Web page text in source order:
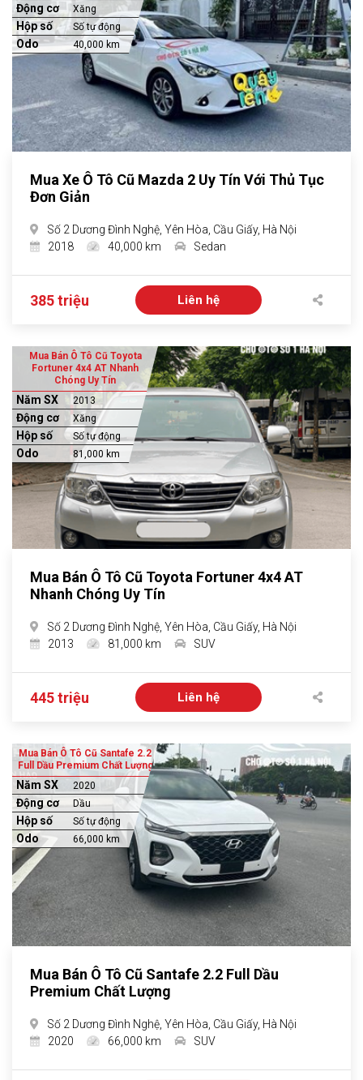
Động cơ Xăng
Hộp số Số tự động
Odo 40,000 km
Mua Xe Ô Tô Cũ Mazda 2 Uy Tín Với Thủ Tục
Đơn Giản
Số 2 Dương Đình Nghệ, Yên Hòa, Cầu Giấy, Hà Nội
2018
40,000 km Sedan
385 triệu Liên hệ
Mua Bán Ô Tô Cũ Toyota
Fortuner 4x4 AT Nhanh
Chóng Uy Tín
Năm SX 2013
Động cơ Xăng
Hộp số Số tự động
Odo 81,000 km
Mua Bán Ô Tô Cũ Toyota Fortuner 4x4 AT
Nhanh Chóng Uy Tín
Số 2 Dương Đình Nghệ, Yên Hòa, Cầu Giấy, Hà Nội
2013
81,000 km SUV
445 triệu Liên hệ
Mua Bán Ô Tô Cũ Santafe 2.2
Full Dầu Premium Chất Lượng
Năm SX 2020
Động cơ Dầu
Hộp số Số tự động
Odo 66,000 km
Mua Bán Ô Tô Cũ Santafe 2.2 Full Dầu
Premium Chất Lượng
Số 2 Dương Đình Nghệ, Yên Hòa, Cầu Giấy, Hà Nội
2020
66,000 km SUV